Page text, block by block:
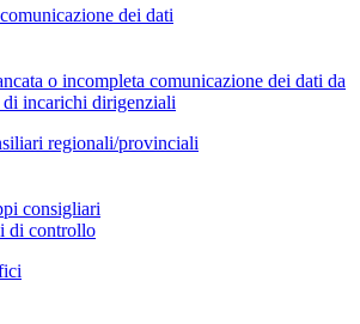
dei dati
o incompleta comunicazione dei dati da
incarichi dirigenziali
regionali/provinciali
consigliari
di controllo